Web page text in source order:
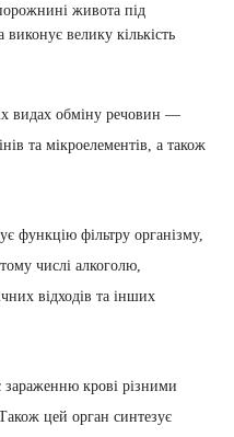
живота під
велику кількість
видах обміну речовин —
та мікроелементів, а також
функцію фільтру організму,
числі алкоголю,
відходів та інших
зараженню крові різними
цей орган синтезує